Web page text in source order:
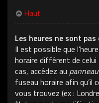
Haut
Les heures ne sont pas
Il est possible que
horaire différent de celui
cas, accédez au
fuseau horaire afin qu’il
vous trouvez (ex :